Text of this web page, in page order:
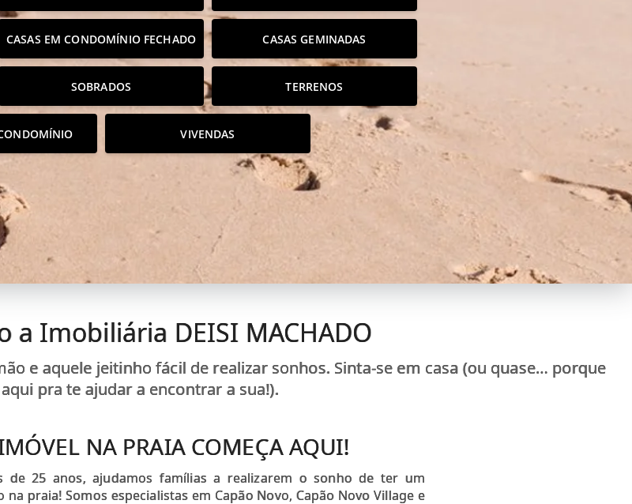
CASAS EM CONDOMÍNIO FECHADO CASAS GEMINADAS
SOBRADOS TERRENOS
VIVENDAS
a Imobiliária DEISI MACHADO
e aquele jeitinho fácil de realizar sonhos. Sinta-se em casa (ou quase… porque
pra te ajudar a encontrar a sua!).
NA PRAIA COMEÇA AQUI!
de 25 anos, ajudamos famílias a realizarem o sonho de ter um
na praia! Somos especialistas em Capão Novo, Capão Novo Village e